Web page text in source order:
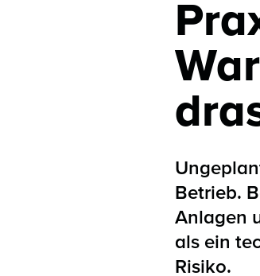
Betrieb.
Anlagen
als ein
Risiko.